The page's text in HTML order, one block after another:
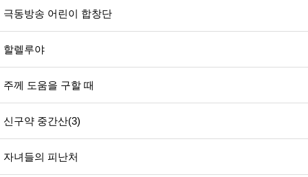
극동방송 어린이 합창단
할렐루야
주께 도움을 구할 때
신구약 중간산(3)
자녀들의 피난처